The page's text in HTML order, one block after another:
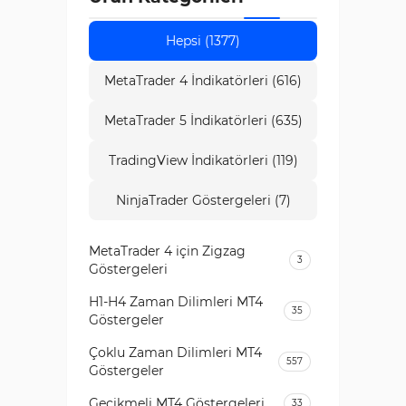
yönünü tahmin etmesine yardımcı olur. Bu
osilatör grubu, büyük piyasa katılımcılarının
gerçek emir davranışına dayalı stratejiler için
Hepsi (1377)
MetaTrader 4 İndikatörleri (616)
MetaTrader 5 İndikatörleri (635)
TradingView İndikatörleri (119)
NinjaTrader Göstergeleri (7)
MetaTrader 4 için Zigzag
Göstergeleri
3
H1-H4 Zaman Dilimleri MT4
Göstergeler
35
Çoklu Zaman Dilimleri MT4
Göstergeler
557
33